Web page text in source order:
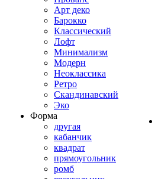
Арт деко
Барокко
Классический
Лофт
Минимализм
Модерн
Неоклассика
Ретро
Скандинавский
Эко
Форма
другая
кабанчик
квадрат
прямоугольник
ромб